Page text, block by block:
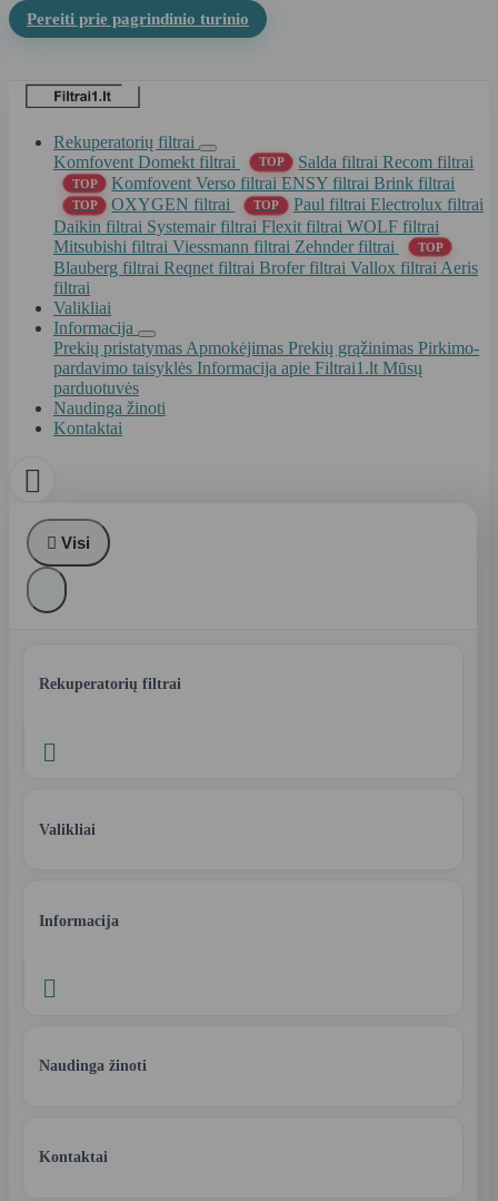
Pereiti prie pagrindinio turinio
Rekuperatorių filtrai
Komfovent Domekt filtrai
TOP Salda filtraiRecom filtrai
TOP Komfovent Verso filtraiENSY filtraiBrink filtrai
TOP OXYGEN filtrai TOP Paul filtrai Electrolux filtrai
Daikin filtrai Systemair filtrai Flexit filtrai WOLF filtrai
Mitsubishi filtrai Viessmann filtrai Zehnder filtrai TOP
Blauberg filtrai Reqnet filtrai Brofer filtrai Vallox filtrai Aeris
filtrai
Valikliai
Informacija
Prekių pristatymas Apmokėjimas Prekių grąžinimas Pirkimo-
pardavimo taisyklės Informacija apie Filtrai1.lt Mūsų
parduotuvės
Naudinga žinoti
Kontaktai

 Visi
Rekuperatorių filtrai

Valikliai
Informacija

Naudinga žinoti
Kontaktai